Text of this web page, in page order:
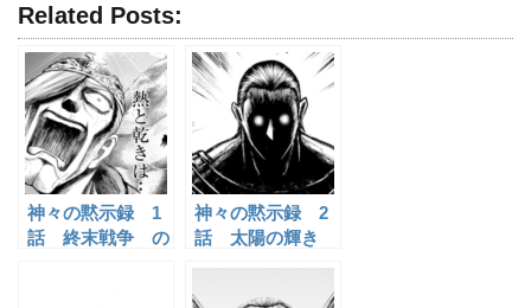
Related Posts:
神々の黙示録 1
話 終末戦争 の
神々の黙示録 2
話 太陽の輝き